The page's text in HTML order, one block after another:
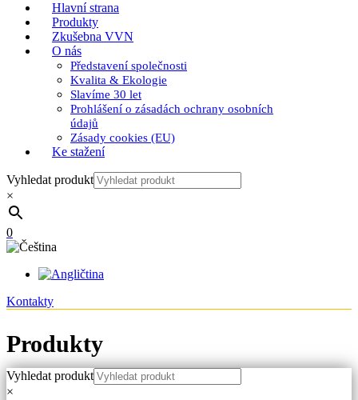
Hlavní strana
Produkty
Zkušebna VVN
O nás
Představení společnosti
Kvalita & Ekologie
Slavíme 30 let
Prohlášení o zásadách ochrany osobních
údajů
Zásady cookies (EU)
Ke stažení
Vyhledat produkt
×
0
Kontakty
Produkty
Hlavní strana
Vyhledat produkt
×